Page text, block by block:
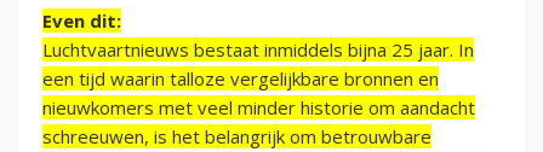
Even dit:
Luchtvaartnieuws bestaat inmiddels bijna 25 jaar. In
een tijd waarin talloze vergelijkbare bronnen en
nieuwkomers met veel minder historie om aandacht
schreeuwen, is het belangrijk om betrouwbare